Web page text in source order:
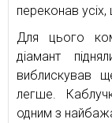
переконав
Для цього
діамант
виблискував
легше.
одним з